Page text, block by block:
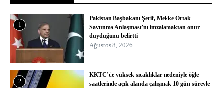
1
Pakistan Başbakanı Şerif, Mekke Ortak
Savunma Anlaşması’nı imzalamaktan onur
duyduğunu belirtti
Ağustos 8, 2026
2
KKTC’de yüksek sıcaklıklar nedeniyle öğle
saatlerinde açık alanda çalışmak 10 gün süreyle